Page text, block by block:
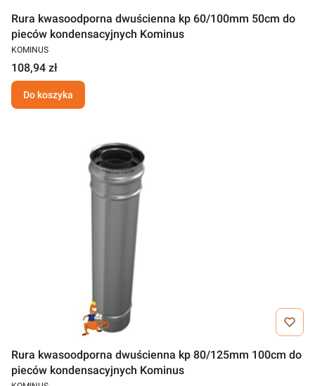
Rura kwasoodporna dwuścienna kp 60/100mm 50cm do
pieców kondensacyjnych Kominus
KOMINUS
108,94 zł
Do koszyka
Rura kwasoodporna dwuścienna kp 80/125mm 100cm do
pieców kondensacyjnych Kominus